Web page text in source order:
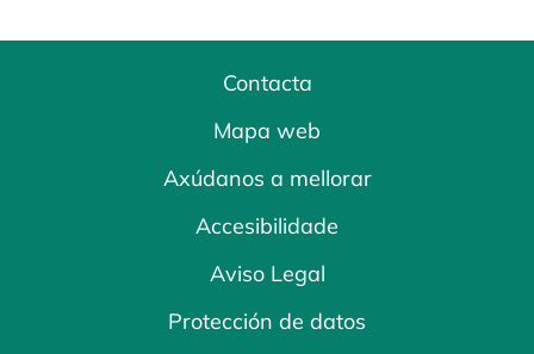
Contacta
Mapa web
Axúdanos a mellorar
Accesibilidade
Aviso Legal
Protección de datos